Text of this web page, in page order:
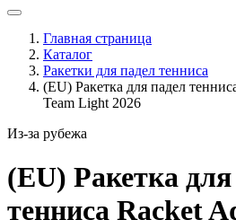
Главная страница
Каталог
Ракетки для падел тенниса
(EU) Ракетка для падел
Team Light 2026
Из-за рубежа
(EU) Ракетка
тенниса Racket